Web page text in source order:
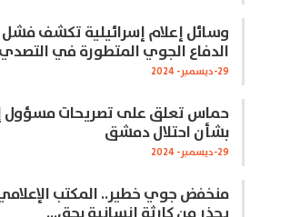
وسائل إعلام إسرائيلية تكشف
الدفاع الجوي المتطورة في
29-ديسمبر- 2024
حماس تعلق على تصريحات مسؤول
بشأن احتلال دمشق
29-ديسمبر- 2024
منخفض جوي خطير.. المكتب